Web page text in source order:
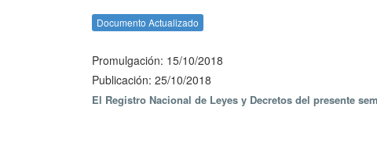
Documento Actualizado
Promulgación: 15/10/2018
Publicación: 25/10/2018
El Registro Nacional de Leyes y Decretos del presente